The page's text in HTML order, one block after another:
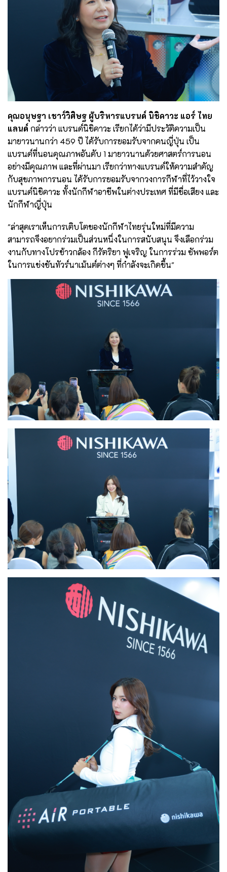
คุณอนุษฐา เชาว์วิศิษฐ ผู้บริหารแบรนด์ นิชิคาวะ แอร์ ไทย
แลนด์ กล่าวว่า แบรนด์นิชิคาวะ เรียกได้ว่ามีประวัติความเป็น
มายาวนานกว่า 459 ปี ได้รับการยอมรับจากคนญี่ปุ่น เป็น
แบรนด์ที่นอนคุณภาพอันดับ 1 มายาวนานด้วยศาสตร์การนอน
อย่างมีคุณภาพ และที่ผ่านมา เรียกว่าทางแบรนด์ให้ความสำคัญ
กับสุขภาพการนอน ได้รับการยอมรับจากวงการกีฬาที่ไว้วางใจ
แบรนด์นิชิคาวะ ทั้งนักกีฬาอาชีพในต่างประเทศ ที่มีชื่อเสียง และ
นักกีฬาญี่ปุ่น
"ล่าสุดเราเห็นการเติบโตของนักกีฬาไทยรุ่นใหม่ที่มีความ
สามารถจึงอยากร่วมเป็นส่วนหนึ่งในการสนับสนุน จึงเลือกร่วม
งานกับทางโปรข้าวกล้อง กีรัตริยา ฟูเจริญ ในการร่วม ซัพพอร์ต
ในการแข่งขันทัวร์นาเม้นต์ต่างๆ ที่กำลังจะเกิดขึ้น"